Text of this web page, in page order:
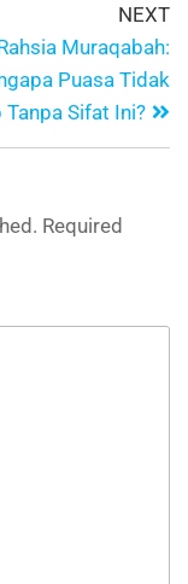
NEXT
Muraqabah:
Puasa Tidak
Tanpa Sifat Ini?
Required